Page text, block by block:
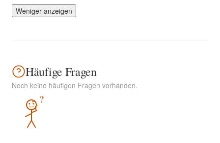
Weniger anzeigen
Häufige Fragen
Noch keine häufigen Fragen vorhanden.
?